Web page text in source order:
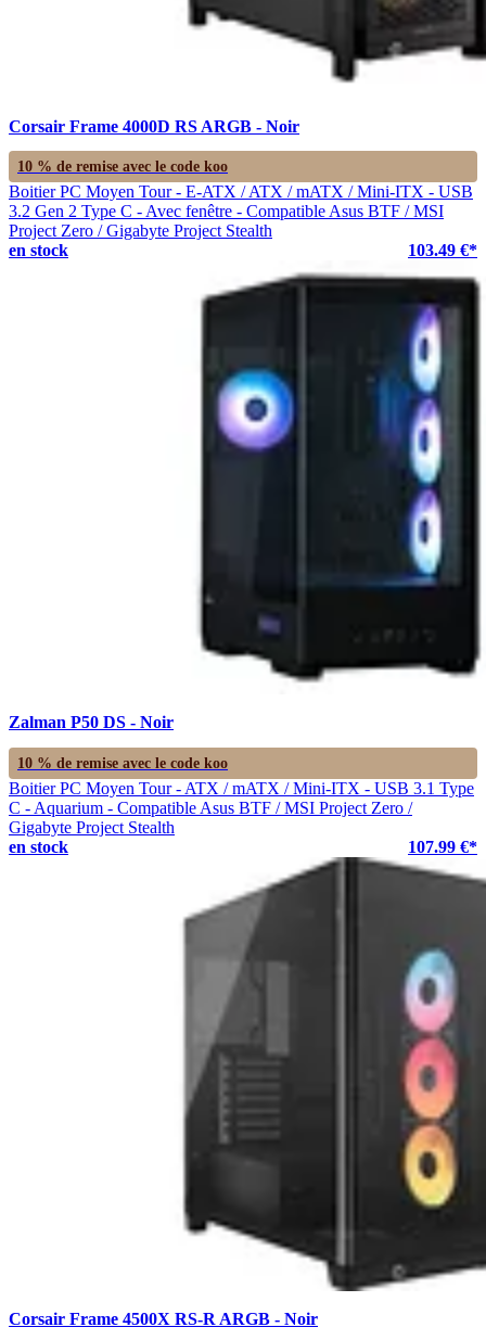
Corsair Frame 4000D RS ARGB - Noir
10 % de remise avec le code koo
Boitier PC Moyen Tour - E-ATX / ATX / mATX / Mini-ITX - USB
3.2 Gen 2 Type C - Avec fenêtre - Compatible Asus BTF / MSI
Project Zero / Gigabyte Project Stealth
en stock
103.49 €*
Zalman P50 DS - Noir
10 % de remise avec le code koo
Boitier PC Moyen Tour - ATX / mATX / Mini-ITX - USB 3.1 Type
C - Aquarium - Compatible Asus BTF / MSI Project Zero /
Gigabyte Project Stealth
en stock
107.99 €*
Corsair Frame 4500X RS-R ARGB - Noir